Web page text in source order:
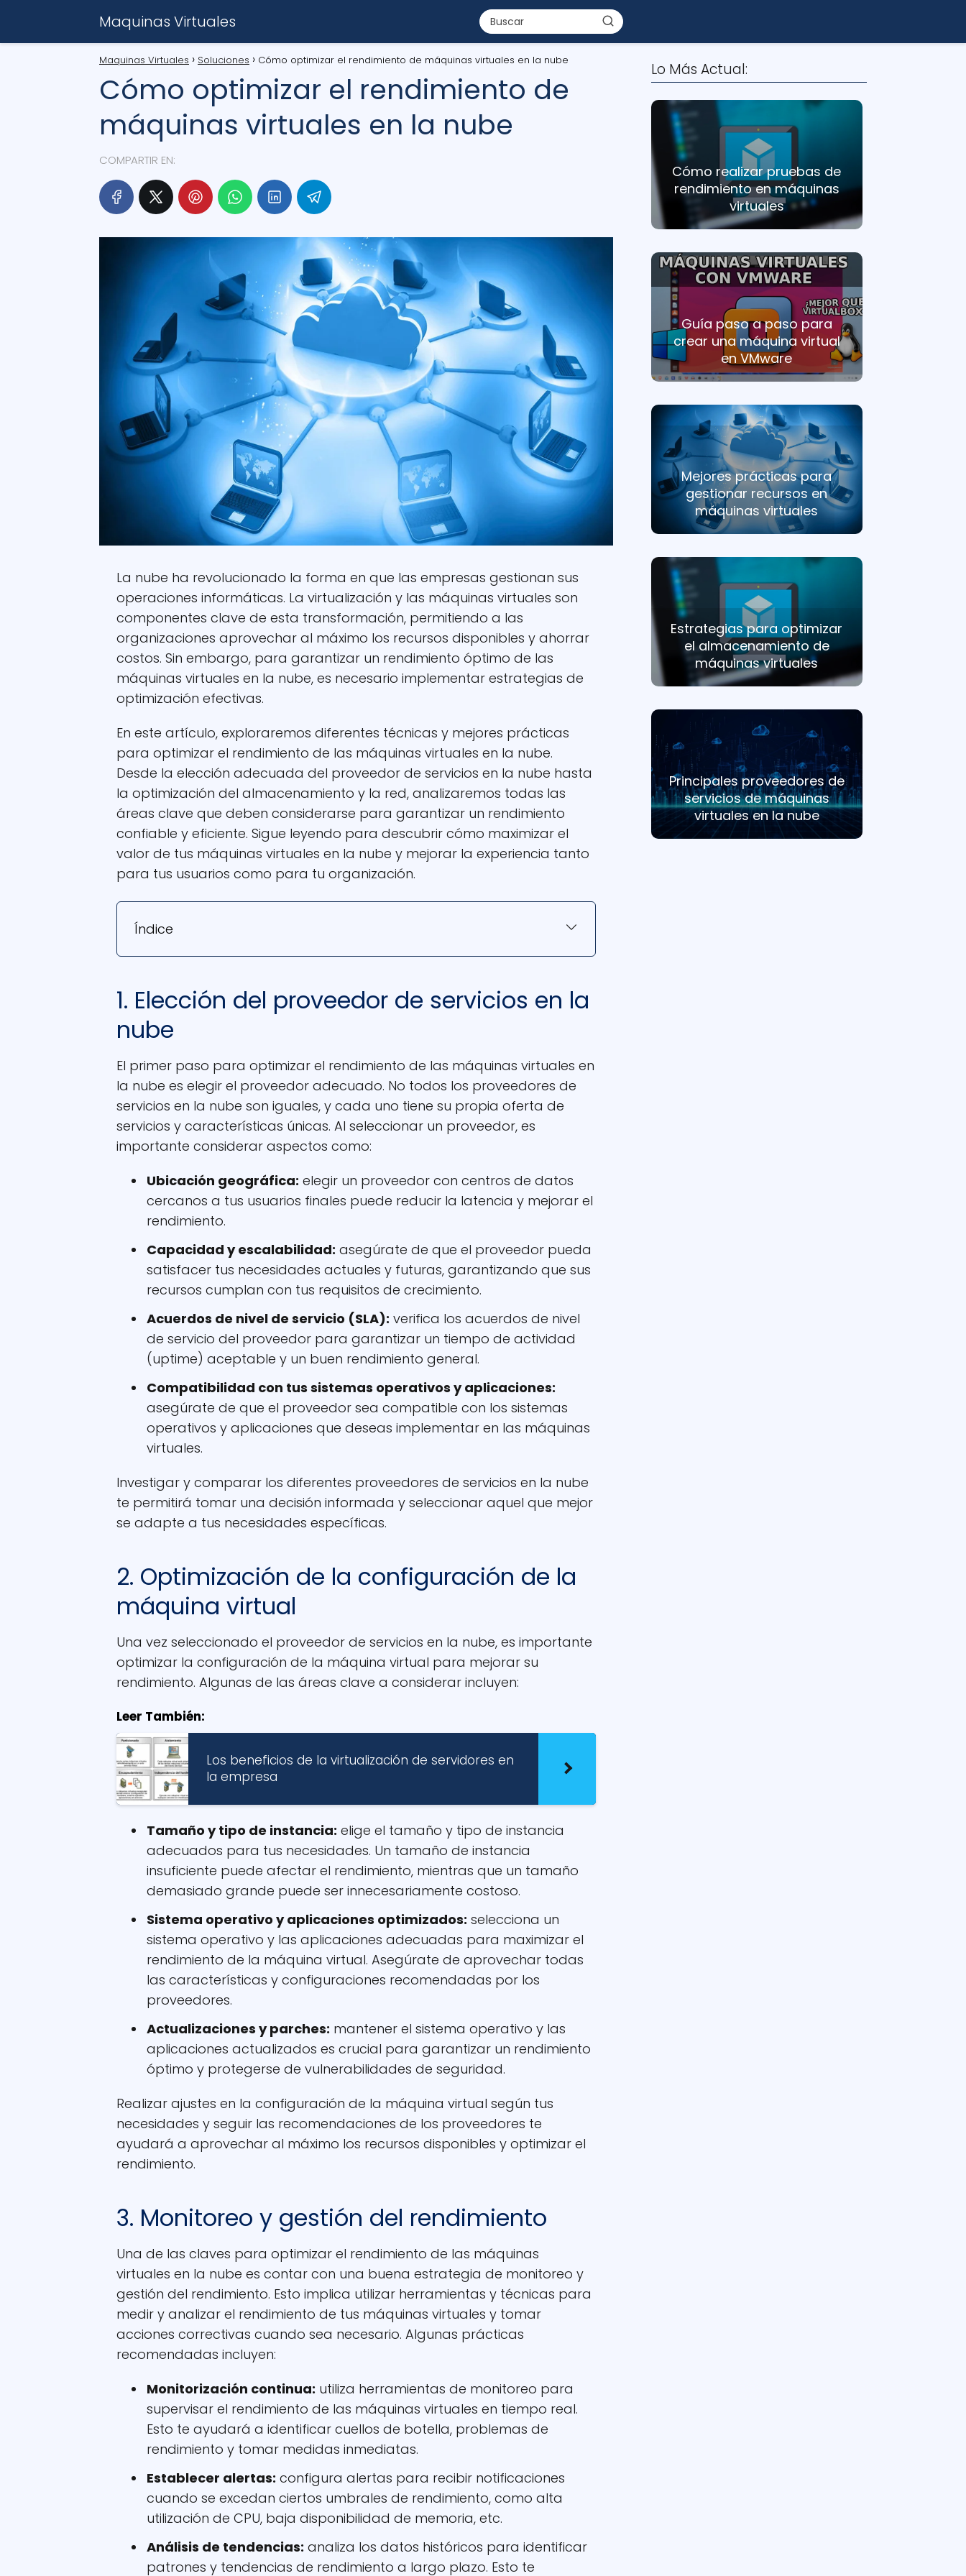
Maquinas Virtuales
Maquinas Virtuales Soluciones Cómo optimizar el rendimiento de máquinas virtuales en la nube
Cómo optimizar el rendimiento de
máquinas virtuales en la nube
COMPARTIR EN:
La nube ha revolucionado la forma en que las empresas gestionan sus
operaciones informáticas. La virtualización y las máquinas virtuales son
componentes clave de esta transformación, permitiendo a las
organizaciones aprovechar al máximo los recursos disponibles y ahorrar
costos. Sin embargo, para garantizar un rendimiento óptimo de las
máquinas virtuales en la nube, es necesario implementar estrategias de
optimización efectivas.
En este artículo, exploraremos diferentes técnicas y mejores prácticas
para optimizar el rendimiento de las máquinas virtuales en la nube.
Desde la elección adecuada del proveedor de servicios en la nube hasta
la optimización del almacenamiento y la red, analizaremos todas las
áreas clave que deben considerarse para garantizar un rendimiento
confiable y eficiente. Sigue leyendo para descubrir cómo maximizar el
valor de tus máquinas virtuales en la nube y mejorar la experiencia tanto
para tus usuarios como para tu organización.
Índice
1. Elección del proveedor de servicios en la
nube
El primer paso para optimizar el rendimiento de las máquinas virtuales en
la nube es elegir el proveedor adecuado. No todos los proveedores de
servicios en la nube son iguales, y cada uno tiene su propia oferta de
servicios y características únicas. Al seleccionar un proveedor, es
importante considerar aspectos como:
Ubicación geográfica: elegir un proveedor con centros de datos
cercanos a tus usuarios finales puede reducir la latencia y mejorar el
rendimiento.
Capacidad y escalabilidad: asegúrate de que el proveedor pueda
satisfacer tus necesidades actuales y futuras, garantizando que sus
recursos cumplan con tus requisitos de crecimiento.
Acuerdos de nivel de servicio (SLA): verifica los acuerdos de nivel
de servicio del proveedor para garantizar un tiempo de actividad
(uptime) aceptable y un buen rendimiento general.
Compatibilidad con tus sistemas operativos y aplicaciones:
asegúrate de que el proveedor sea compatible con los sistemas
operativos y aplicaciones que deseas implementar en las máquinas
virtuales.
Investigar y comparar los diferentes proveedores de servicios en la nube
te permitirá tomar una decisión informada y seleccionar aquel que mejor
se adapte a tus necesidades específicas.
2. Optimización de la configuración de la
máquina virtual
Una vez seleccionado el proveedor de servicios en la nube, es importante
optimizar la configuración de la máquina virtual para mejorar su
rendimiento. Algunas de las áreas clave a considerar incluyen:
Leer También:
Los beneficios de la virtualización de servidores en
la empresa
Tamaño y tipo de instancia: elige el tamaño y tipo de instancia
adecuados para tus necesidades. Un tamaño de instancia
insuficiente puede afectar el rendimiento, mientras que un tamaño
demasiado grande puede ser innecesariamente costoso.
Sistema operativo y aplicaciones optimizados: selecciona un
sistema operativo y las aplicaciones adecuadas para maximizar el
rendimiento de la máquina virtual. Asegúrate de aprovechar todas
las características y configuraciones recomendadas por los
proveedores.
Actualizaciones y parches: mantener el sistema operativo y las
aplicaciones actualizados es crucial para garantizar un rendimiento
óptimo y protegerse de vulnerabilidades de seguridad.
Realizar ajustes en la configuración de la máquina virtual según tus
necesidades y seguir las recomendaciones de los proveedores te
ayudará a aprovechar al máximo los recursos disponibles y optimizar el
rendimiento.
3. Monitoreo y gestión del rendimiento
Una de las claves para optimizar el rendimiento de las máquinas
virtuales en la nube es contar con una buena estrategia de monitoreo y
gestión del rendimiento. Esto implica utilizar herramientas y técnicas para
medir y analizar el rendimiento de tus máquinas virtuales y tomar
acciones correctivas cuando sea necesario. Algunas prácticas
recomendadas incluyen:
Monitorización continua: utiliza herramientas de monitoreo para
supervisar el rendimiento de las máquinas virtuales en tiempo real.
Esto te ayudará a identificar cuellos de botella, problemas de
rendimiento y tomar medidas inmediatas.
Establecer alertas: configura alertas para recibir notificaciones
cuando se excedan ciertos umbrales de rendimiento, como alta
utilización de CPU, baja disponibilidad de memoria, etc.
Análisis de tendencias: analiza los datos históricos para identificar
patrones y tendencias de rendimiento a largo plazo. Esto te
Lo Más Actual:
Cómo realizar pruebas de
rendimiento en máquinas
virtuales
Guía paso a paso para
crear una máquina virtual
en VMware
Mejores prácticas para
gestionar recursos en
máquinas virtuales
Estrategias para optimizar
el almacenamiento de
máquinas virtuales
Principales proveedores de
servicios de máquinas
virtuales en la nube